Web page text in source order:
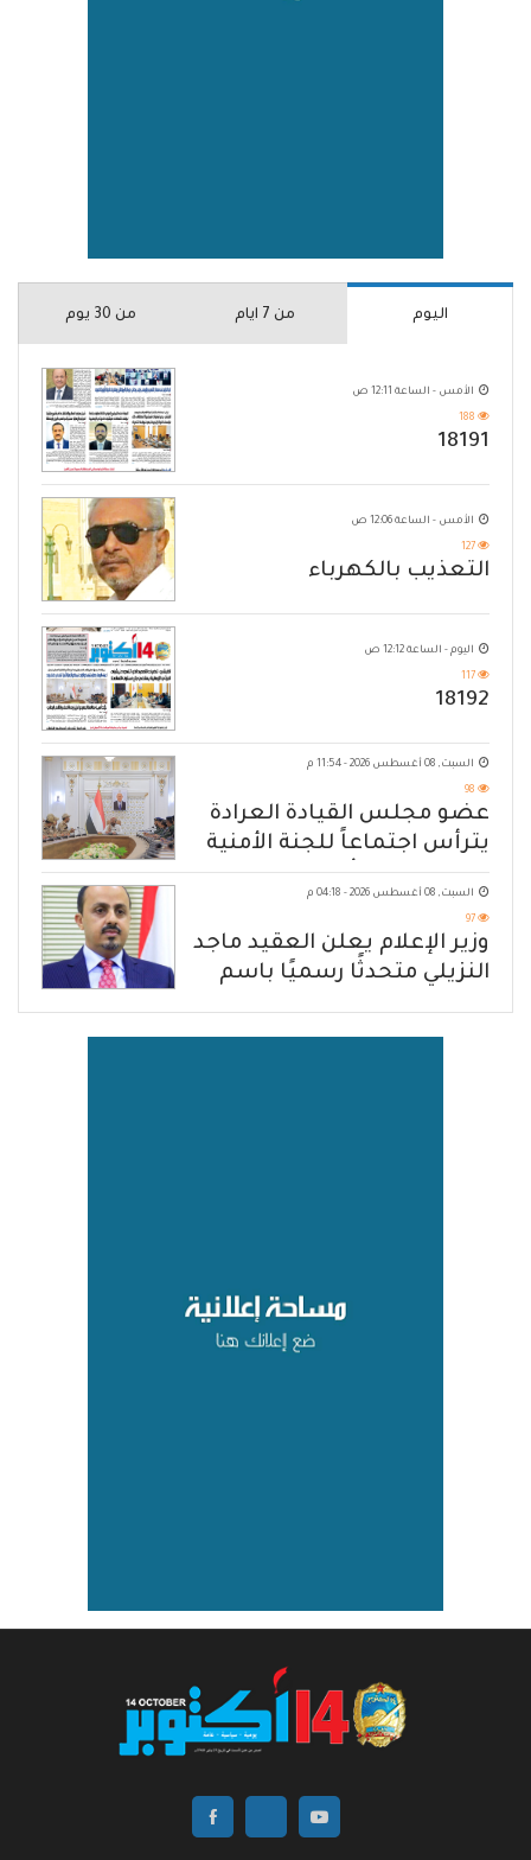
اليوم من 7 ايام من 30 يوم
الأمس - الساعة 12:11 ص
188
18191
الأمس - الساعة 12:06 ص
127
التعذيب بالكهرباء
اليوم - الساعة 12:12 ص
117
18192
السبت, 08 أغسطس 2026 - 11:54 م
98
عضو مجلس القيادة العرادة
يترأس اجتماعاً للجنة الأمنية
العسكرية بمأرب
السبت, 08 أغسطس 2026 - 04:18 م
97
وزير الإعلام يعلن العقيد ماجد
النزيلي متحدثًا رسميًا باسم